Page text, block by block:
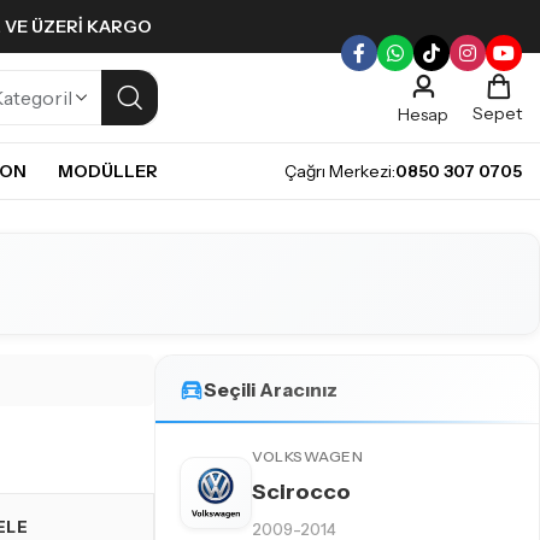
ÜZERI KARGO
Hesap
Sepet
MODÜLLER Çağrı Merkezi:0850 307 0705
Seçili Aracınız
VOLKSWAGEN
Scirocco
2009-2014